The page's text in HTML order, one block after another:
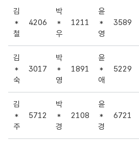
김
*
철
4206
박
*
우
1211
윤
*
영
3589
김
*
숙
3017
박
*
영
1891
윤
*
애
5229
김
*
주
5712
박
*
경
2108
윤
*
경
6721